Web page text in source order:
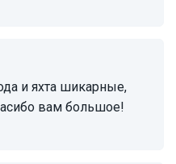
вам большое!